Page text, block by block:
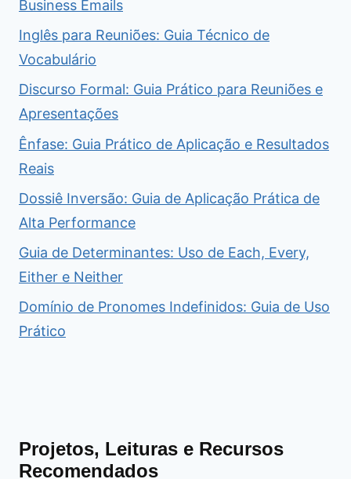
Business Emails
Inglês para Reuniões: Guia Técnico de
Vocabulário
Discurso Formal: Guia Prático para Reuniões e
Apresentações
Ênfase: Guia Prático de Aplicação e Resultados
Reais
Dossiê Inversão: Guia de Aplicação Prática de
Alta Performance
Guia de Determinantes: Uso de Each, Every,
Either e Neither
Domínio de Pronomes Indefinidos: Guia de Uso
Prático
Projetos, Leituras e Recursos
Recomendados